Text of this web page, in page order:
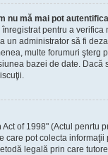
nu mă mai pot
pentru a
un administrator să fi
multe forumuri şterg
bazei de date. Dacă
of 1998" (Actul penrtu
care pot colecta
legală prin care